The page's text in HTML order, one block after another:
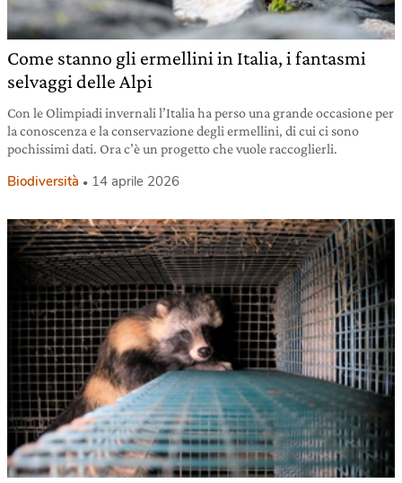
Come stanno gli ermellini in Italia, i fantasmi
selvaggi delle Alpi
Con le Olimpiadi invernali l’Italia ha perso una grande occasione per
la conoscenza e la conservazione degli ermellini, di cui ci sono
pochissimi dati. Ora c’è un progetto che vuole raccoglierli.
Biodiversità 14 aprile 2026